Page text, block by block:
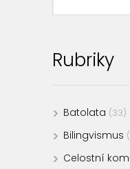
Rubriky
Batolata (33)
Bilingvismus
Celostní